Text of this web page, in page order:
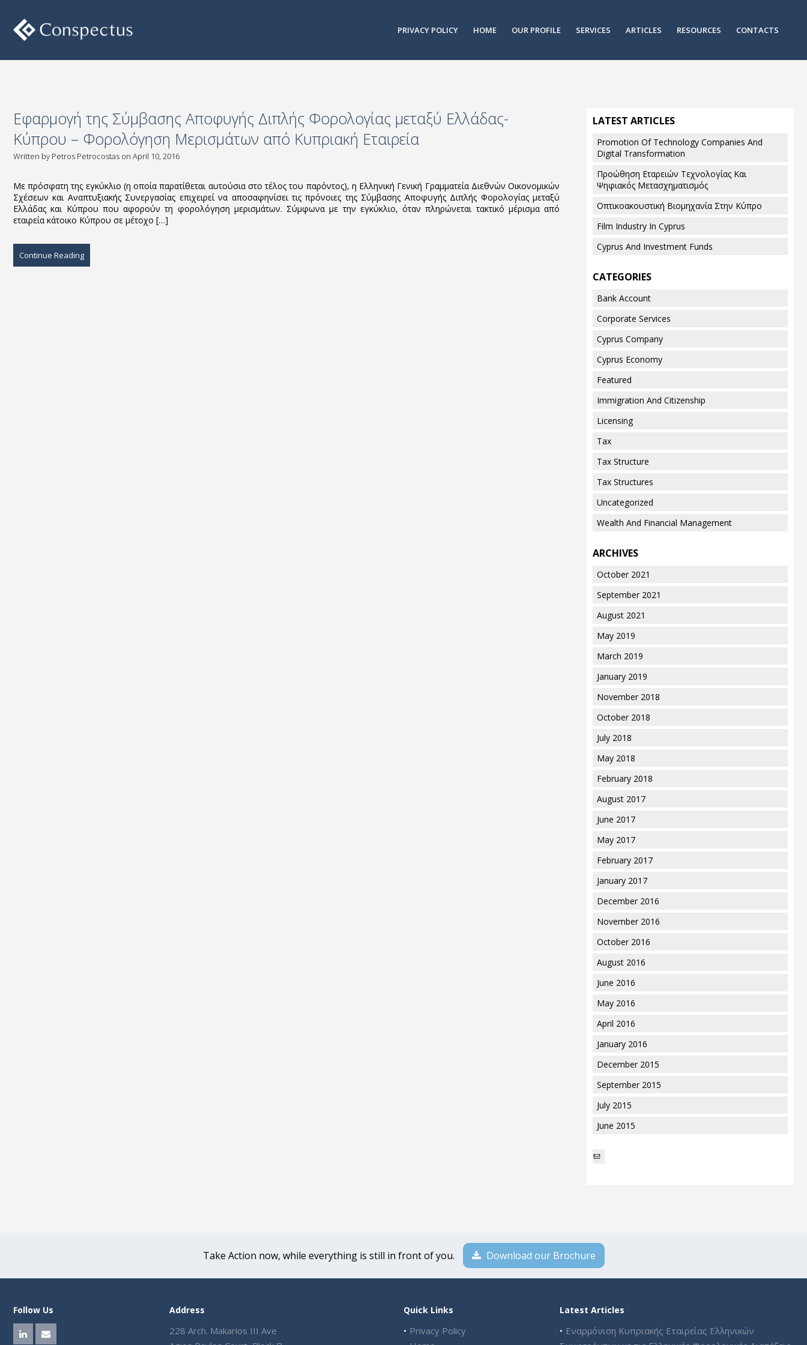
PRIVACY POLICY HOME OUR PROFILE SERVICES ARTICLES RESOURCES CONTACTS
Εφαρμογή της Σύμβασης Αποφυγής Διπλής Φορολογίας μεταξύ Ελλάδας-
Κύπρου – Φορολόγηση Μερισμάτων από Κυπριακή Εταιρεία
Written by Petros Petrocostas on April 10, 2016
Με πρόσφατη της εγκύκλιο (η οποία παρατίθεται αυτούσια στο τέλος του παρόντος), η Ελληνική Γενική Γραμματεία Διεθνών Οικονομικών
Σχέσεων και Αναπτυξιακής Συνεργασίας επιχειρεί να αποσαφηνίσει τις πρόνοιες της Σύμβασης Αποφυγής Διπλής Φορολογίας μεταξύ
Ελλάδας και Κύπρου που αφορούν τη φορολόγηση μερισμάτων. Σύμφωνα με την εγκύκλιο, όταν πληρώνεται τακτικό μέρισμα από
εταιρεία κάτοικο Κύπρου σε μέτοχο […]
Continue Reading
LATEST ARTICLES
Promotion Of Technology Companies And
Digital Transformation
Προώθηση Εταρειών Τεχνολογίας Και
Ψηφιακός Μετασχηματισμός
Οπτικοακουστική Βιομηχανία Στην Κύπρο
Film Industry In Cyprus
Cyprus And Investment Funds
CATEGORIES
Bank Account
Corporate Services
Cyprus Company
Cyprus Economy
Featured
Immigration And Citizenship
Licensing
Tax
Tax Structure
Tax Structures
Uncategorized
Wealth And Financial Management
ARCHIVES
October 2021
September 2021
August 2021
May 2019
March 2019
January 2019
November 2018
October 2018
July 2018
May 2018
February 2018
August 2017
June 2017
May 2017
February 2017
January 2017
December 2016
November 2016
October 2016
August 2016
June 2016
May 2016
April 2016
January 2016
December 2015
September 2015
July 2015
June 2015
Mail
Take Action now, while everything is still in front of you. Download our Brochure
Follow Us Address
228 Arch. Makarios III Ave
Quick Links
Privacy Policy
Latest Articles
Εναρμόνιση Κυπριακής Εταιρείας Ελληνικών